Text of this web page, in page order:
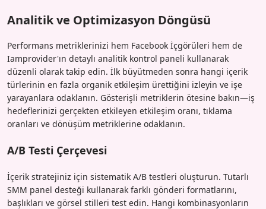
Analitik ve Optimizasyon Döngüsü
Performans metriklerinizi hem Facebook İçgörüleri hem de
Iamprovider'ın detaylı analitik kontrol paneli kullanarak
düzenli olarak takip edin. İlk büyütmeden sonra hangi içerik
türlerinin en fazla organik etkileşim ürettiğini izleyin ve işe
yarayanlara odaklanın. Gösterişli metriklerin ötesine bakın—iş
hedeflerinizi gerçekten etkileyen etkileşim oranı, tıklama
oranları ve dönüşüm metriklerine odaklanın.
A/B Testi Çerçevesi
İçerik stratejiniz için sistematik A/B testleri oluşturun. Tutarlı
SMM panel desteği kullanarak farklı gönderi formatlarını,
başlıkları ve görsel stilleri test edin. Hangi kombinasyonların